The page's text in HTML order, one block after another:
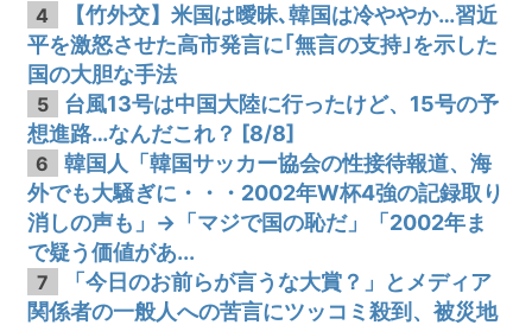
4
【竹外交】米国は曖昧､韓国は冷ややか…習近
平を激怒させた高市発言に｢無言の支持｣を示した
国の大胆な手法
5
台風13号は中国大陸に行ったけど、15号の予
想進路…なんだこれ？ [8/8]
6
韓国人「韓国サッカー協会の性接待報道、海
外でも大騒ぎに・・・2002年W杯4強の記録取り
消しの声も」→「マジで国の恥だ」「2002年ま
で疑う価値があ...
7
「今日のお前らが言うな大賞？」とメディア
関係者の一般人への苦言にツッコミ殺到、被災地